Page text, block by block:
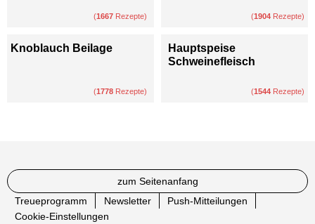
(1667 Rezepte) (1904 Rezepte)
Knoblauch Beilage
(1778 Rezepte)
Hauptspeise
Schweinefleisch
(1544 Rezepte)
zum Seitenanfang
Treueprogramm
Newsletter
Push-Mitteilungen
Cookie-Einstellungen